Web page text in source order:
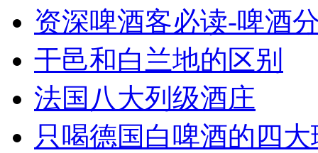
资深啤酒客必读-啤酒
干邑和白兰地的区别
法国八大列级酒庄
只喝德国白啤酒的四